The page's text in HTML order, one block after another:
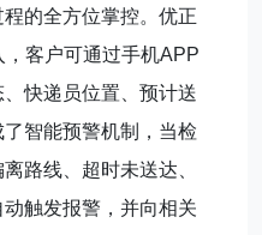
的全方位掌控。优正
客户可通过手机APP
快递员位置、预计送
智能预警机制，当检
路线、超时未送达、
触发报警，并向相关